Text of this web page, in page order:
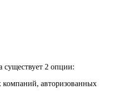
существует 2 опции:
компаний, авторизованных